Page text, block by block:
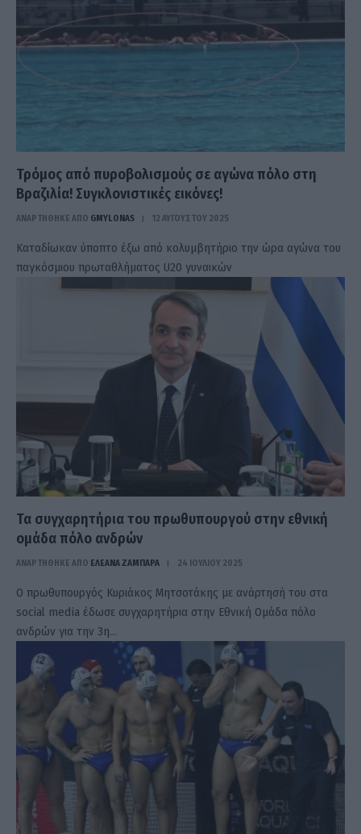
Τρόμος από πυροβολισμούς σε αγώνα πόλο στη
Βραζιλία! Συγκλονιστικές εικόνες!
ΑΝΑΡΤΗΘΗΚΕ ΑΠΟ GMYLONAS 12 ΑΥΓΟΎΣΤΟΥ 2025
Καταδίωκαν ύποπτο έξω από κολυμβητήριο την ώρα αγώνα του
παγκόσμιου πρωταθλήματος U20 γυναικών
Τα συγχαρητήρια του πρωθυπουργού στην εθνική
ομάδα πόλο ανδρών
ΑΝΑΡΤΗΘΗΚΕ ΑΠΟ ΕΛΕΑΝΑ ΖΑΜΠΑΡΑ 24 ΙΟΥΛΊΟΥ 2025
Ο πρωθυπουργός Κυριάκος Μητσοτάκης με ανάρτησή του στα
social media έδωσε συγχαρητήρια στην Εθνική Ομάδα πόλο
ανδρών για την 3η…